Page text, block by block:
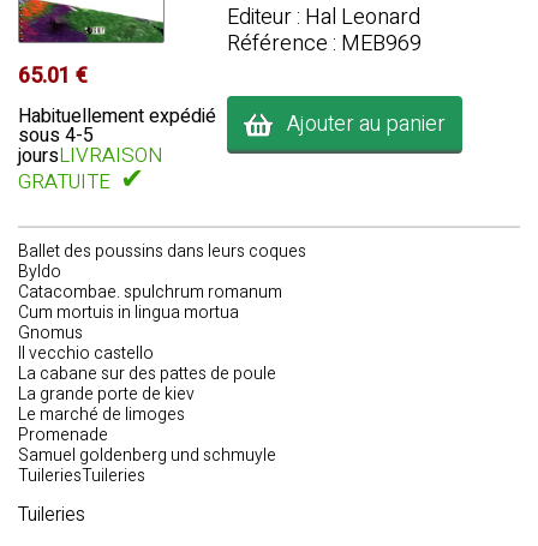
65.01 €
Habituellement expédié
sous 4-5
joursLIVRAISON
GRATUITE ✔
Editeur : Hal Leonard
Référence : MEB969
Ajouter au panier
Ballet des poussins dans leurs coques
Byldo
Catacombae. spulchrum romanum
Cum mortuis in lingua mortua
Gnomus
Il vecchio castello
La cabane sur des pattes de poule
La grande porte de kiev
Le marché de limoges
Promenade
Samuel goldenberg und schmuyle
TuileriesTuileries
Tuileries